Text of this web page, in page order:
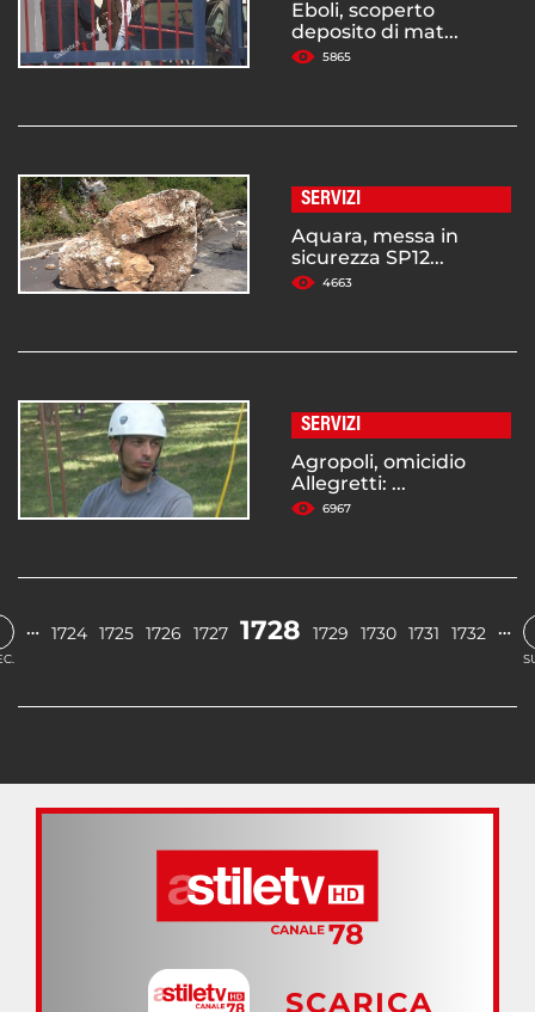
Eboli, scoperto
deposito di mat...
5865
SERVIZI
Aquara, messa in
sicurezza SP12...
4663
SERVIZI
Agropoli, omicidio
Allegretti: ...
6967
… 1724 1725 1726 1727 1728 1729 1730 1731 1732 …
SCARICA